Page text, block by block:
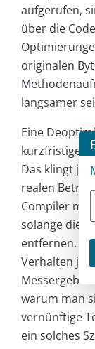
aufgerufen,
über die
originalen
langsamer
Eine
kurzfristigen
Das klingt
realen
Compiler
solange die
entfernen.
Verhalten
warum man
vernünftige
ein solches